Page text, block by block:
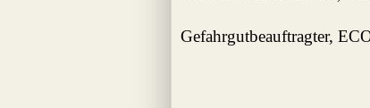
Gefahrgutbeauftragter,